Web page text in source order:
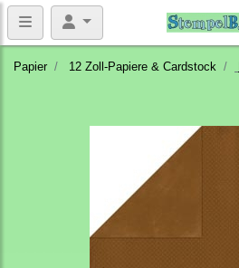
Papier 12 Zoll-Papiere & Cardstock